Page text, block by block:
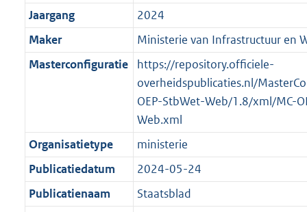
t
a
t
b K
b
Jaargang
2024
Maker
Ministerie van Infrastructuur en
Masterconfiguratie
https://repository.officiele-
overheidspublicaties.nl/
OEP-StbWet-Web/1.8/xml/MC-
Web.xml
Organisatietype
ministerie
Publicatiedatum
2024-05-24
Publicatienaam
Staatsblad